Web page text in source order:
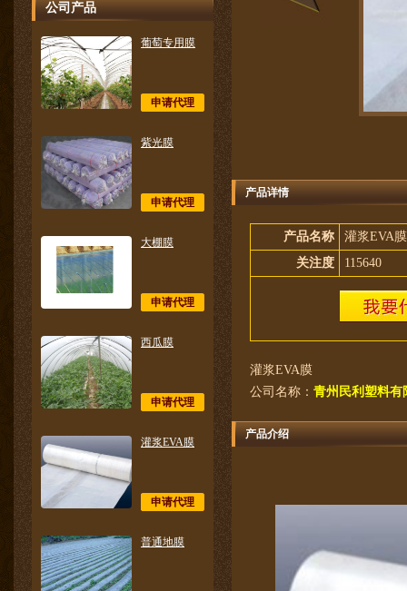
公司产品
葡萄专用膜
申请代理
紫光膜
申请代理
大棚膜
申请代理
西瓜膜
申请代理
灌浆EVA膜
申请代理
普通地膜
产品详情
产品名称
灌浆EVA膜
关注度
115640
灌浆EVA膜
公司名称： 青州民利塑料有
产品介绍